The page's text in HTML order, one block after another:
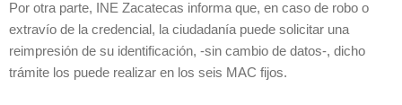
Por otra parte, INE Zacatecas informa que, en caso de robo o
extravío de la credencial, la ciudadanía puede solicitar una
reimpresión de su identificación, -sin cambio de datos-, dicho
trámite los puede realizar en los seis MAC fijos.